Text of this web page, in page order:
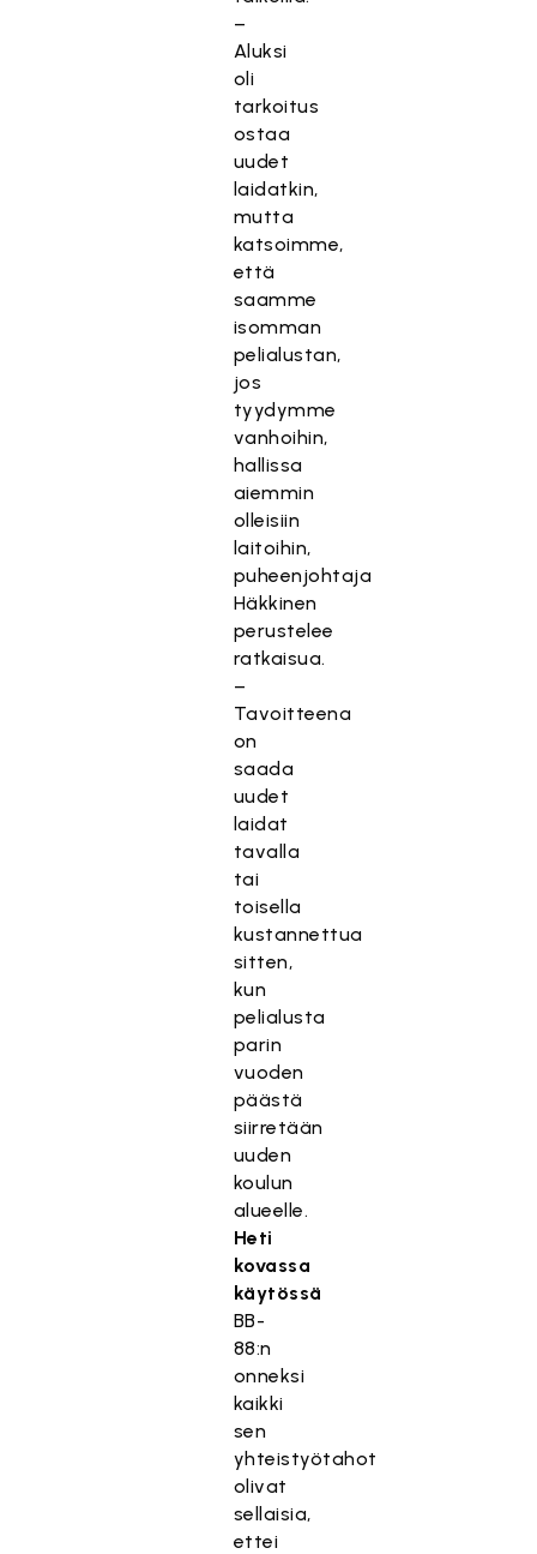
–
Aluksi
oli
tarkoitus
ostaa
uudet
laidatkin,
mutta
katsoimme,
että
saamme
isomman
pelialustan,
jos
tyydymme
vanhoihin,
hallissa
aiemmin
olleisiin
laitoihin,
puheenjohtaja
Häkkinen
perustelee
ratkaisua.
–
Tavoitteena
on
saada
uudet
laidat
tavalla
tai
toisella
kustannettua
sitten,
kun
pelialusta
parin
vuoden
päästä
siirretään
uuden
koulun
alueelle.
Heti
kovassa
käytössä
BB-
88:n
onneksi
kaikki
sen
yhteistyötahot
olivat
sellaisia,
ettei